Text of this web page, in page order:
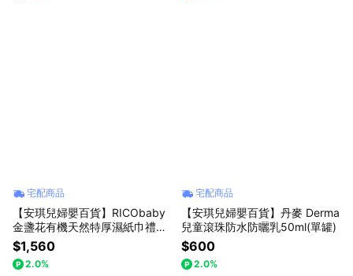
宅配商品
【安琪兒婦嬰百貨】RICObaby
金盞花有機天然特厚濕紙巾禮盒
組
$1,560
2.0%
宅配商品
【安琪兒婦嬰百貨】丹麥 Derma
兒童滾珠防水防曬乳50ml(單罐)
$600
2.0%